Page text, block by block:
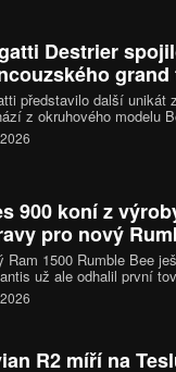
Destrier
grand
představilo další unikát
z okruhového modelu
o výkonu 1 578
sází na vytříbený
900 koní z
pro nový
Ram 1500 Rumble Bee
už ale odhalil první
těšit na kompresorové
Vrcholná verze SRT
R2 míří na